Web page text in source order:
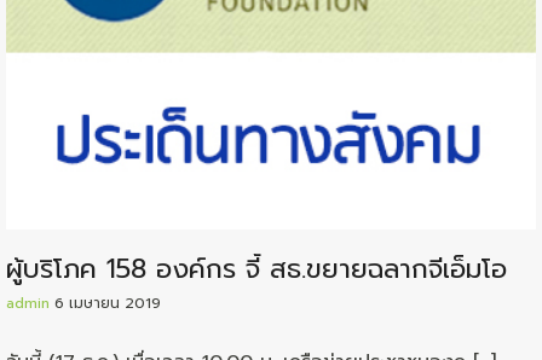
ผู้บริโภค 158 องค์กร จี้ สธ.ขยายฉลากจีเอ็มโอ
admin 6 เมษายน 2019